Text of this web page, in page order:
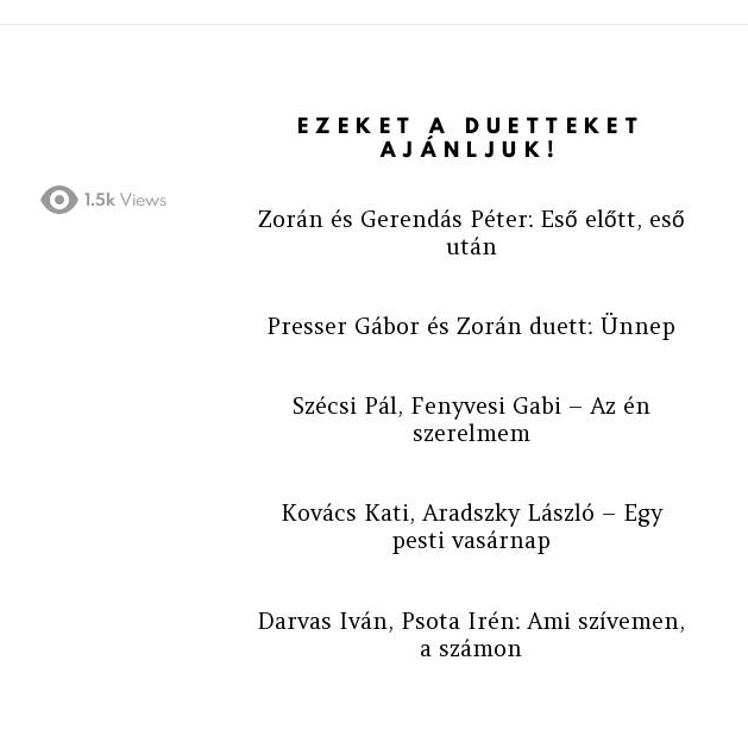
1.5k Views
EZEKET A DUETTEKET
AJÁNLJUK!
Zorán és Gerendás Péter: Eső előtt, eső
után
Presser Gábor és Zorán duett: Ünnep
Szécsi Pál, Fenyvesi Gabi – Az én
szerelmem
Kovács Kati, Aradszky László – Egy
pesti vasárnap
Darvas Iván, Psota Irén: Ami szívemen,
a számon